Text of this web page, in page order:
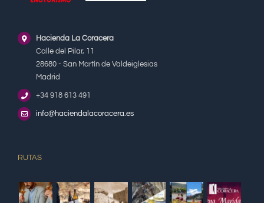
Hacienda La Coracera
Calle del Pilar, 11
28680 - San Martín de Valdeiglesias
Madrid
+34 918 613 491
info@haciendalacoracera.es
RUTAS